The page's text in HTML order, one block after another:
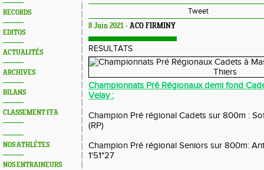
RECORDS
EDITOS
ACTUALITÉS
ARCHIVES
BILANS
CLASSEMENT FFA
NOS ATHLÉTES
NOS ENTRAINEURS
Tweet
8 Juin 2021 - ACO FIRMINY
RESULTATS
Championnats Pré Régionaux demi fond
Velay :
Champion Pré régional Cadets sur 800m :
(RP)
Champion Pré régional Seniors sur 800m:
1'51"27